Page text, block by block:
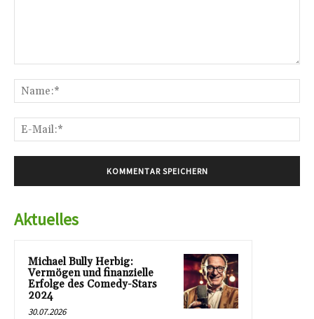
Aktuelles
Michael Bully Herbig:
Vermögen und finanzielle
Erfolge des Comedy-Stars
2024
30.07.2026